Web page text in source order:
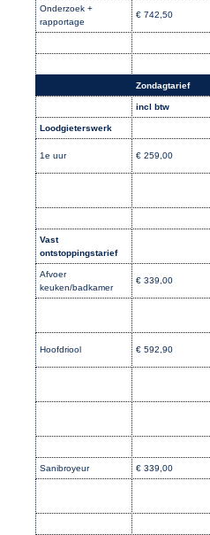
Onderzoek +
rapportage
€ 742,50
Zondagtarief
incl btw
Loodgieterswerk
1e uur € 259,00
Vast
ontstoppingstarief
Afvoer
keuken/badkamer
€ 339,00
Hoofdriool € 592,90
Sanibroyeur € 339,00